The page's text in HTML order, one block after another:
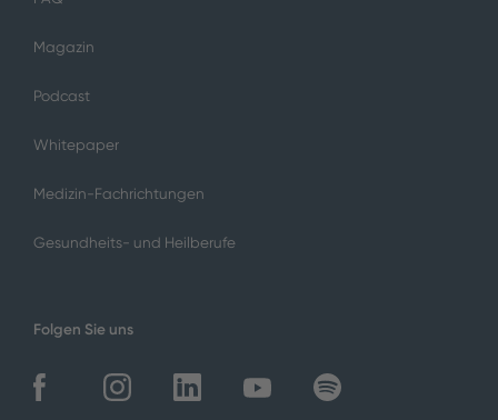
Magazin
Podcast
Whitepaper
Medizin-Fachrichtungen
Gesundheits- und Heilberufe
Folgen Sie uns